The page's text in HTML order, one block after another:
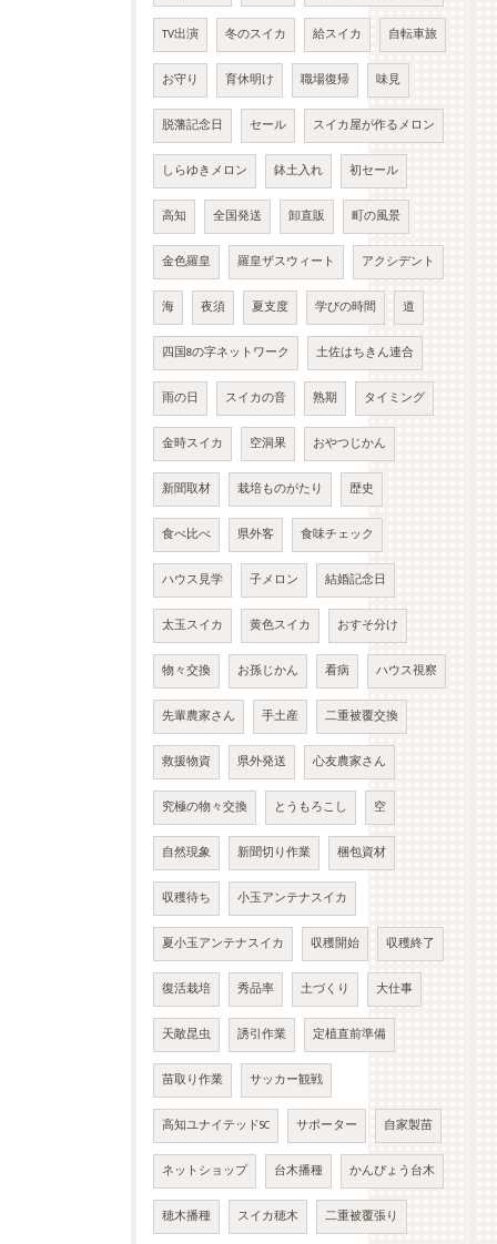
TV出演 冬のスイカ 給スイカ 自転車旅
お守り 育休明け 職場復帰 味見
脱藩記念日 セール スイカ屋が作るメロン
しらゆきメロン 鉢土入れ 初セール
高知 全国発送 卸直販 町の風景
金色羅皇 羅皇ザスウィート アクシデント
海 夜須 夏支度 学びの時間 道
四国8の字ネットワーク 土佐はちきん連合
雨の日 スイカの音 熟期 タイミング
金時スイカ 空洞果 おやつじかん
新聞取材 栽培ものがたり 歴史
食べ比べ 県外客 食味チェック
ハウス見学 子メロン 結婚記念日
太玉スイカ 黄色スイカ おすそ分け
物々交換 お孫じかん 看病 ハウス視察
先輩農家さん 手土産 二重被覆交換
救援物資 県外発送 心友農家さん
究極の物々交換 とうもろこし 空
自然現象 新聞切り作業 梱包資材
収穫待ち 小玉アンテナスイカ
夏小玉アンテナスイカ 収穫開始 収穫終了
復活栽培 秀品率 土づくり 大仕事
天敵昆虫 誘引作業 定植直前準備
苗取り作業 サッカー観戦
高知ユナイテッドSC サポーター 自家製苗
ネットショップ 台木播種 かんぴょう台木
穂木播種 スイカ穂木 二重被覆張り